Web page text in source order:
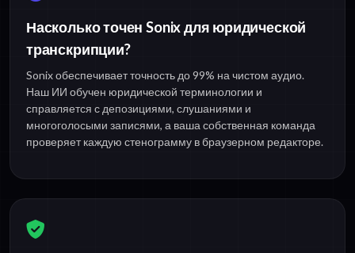
Насколько точен Sonix для юридической
транскрипции?
Sonix обеспечивает точность до 99% на чистом аудио.
Наш ИИ обучен юридической терминологии и
справляется с депозициями, слушаниями и
многоголосыми записями, а ваша собственная команда
проверяет каждую стенограмму в браузерном редакторе.